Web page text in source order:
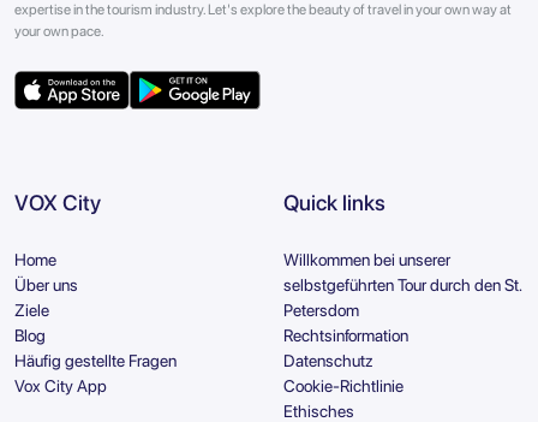
expertise in the tourism industry. Let's explore the beauty of travel in your own way at
your own pace.
VOX City
Home
Über uns
Ziele
Blog
Häufig gestellte Fragen
Vox City App
Quick links
Willkommen bei unserer
selbstgeführten Tour durch den St.
Petersdom
Rechtsinformation
Datenschutz
Cookie-Richtlinie
Ethisches